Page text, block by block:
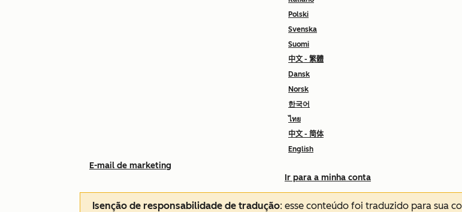
Polski
Svenska
Suomi
中文 - 繁體
Dansk
Norsk
한국어
ไทย
中文 - 简体
English
Ir para a minha conta
E-mail de marketing
Isenção de responsabilidade de tradução: esse conteúdo foi traduzido para sua